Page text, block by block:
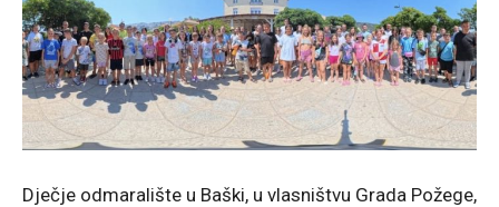
Dječje odmaralište u Baški, u vlasništvu Grada Požege,